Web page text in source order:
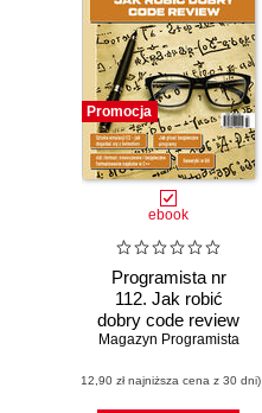
Promocja
ebook
Programista nr
112. Jak robić
dobry code review
Magazyn Programista
(12,90 zł najniższa cena z 30 dni)